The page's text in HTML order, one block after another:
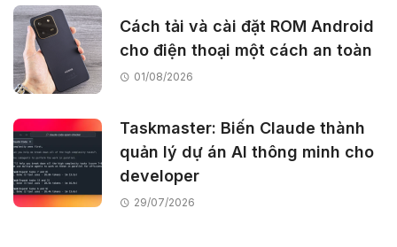
Cách tải và cài đặt ROM Android
cho điện thoại một cách an toàn
01/08/2026
Taskmaster: Biến Claude thành
quản lý dự án AI thông minh cho
developer
29/07/2026